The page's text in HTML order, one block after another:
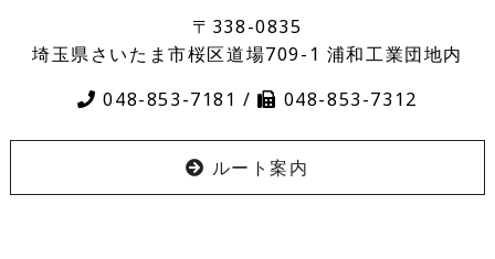
〒338-0835
埼玉県さいたま市桜区道場709-1 浦和工業団地内
048-853-7181 /
048-853-7312
ルート案内